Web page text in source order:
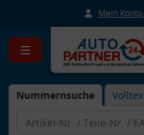
Mein Konto
Nummernsuche